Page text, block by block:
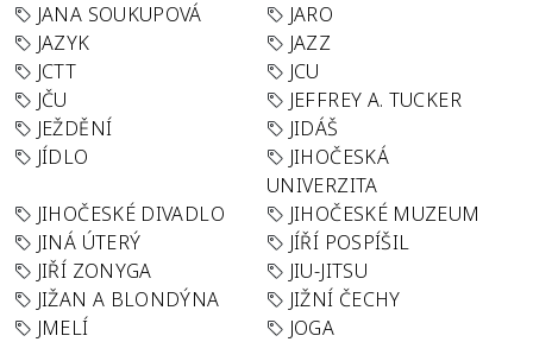
JANA SOUKUPOVÁ
JARO
JAZYK
JAZZ
JCTT
JCU
JČU
JEFFREY A. TUCKER
JEŽDĚNÍ
JIDÁŠ
JÍDLO
JIHOČESKÁ
UNIVERZITA
JIHOČESKÉ DIVADLO
JIHOČESKÉ MUZEUM
JINÁ ÚTERÝ
JÍŘÍ POSPÍŠIL
JIŘÍ ZONYGA
JIU-JITSU
JIŽAN A BLONDÝNA
JIŽNÍ ČECHY
JMELÍ
JOGA